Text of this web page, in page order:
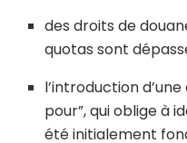
des droits de
quotas sont
l’introduction
pour”, qui oblige à
été initialement